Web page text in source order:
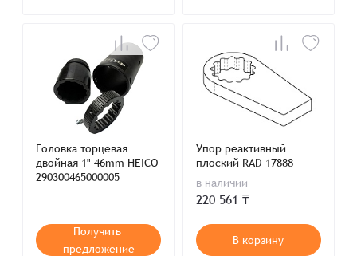
Головка торцевая
двойная 1" 46mm HEICO
290300465000005
Получить
предложение
Упор реактивный
плоский RAD 17888
в наличии
220 561 ₸
В корзину